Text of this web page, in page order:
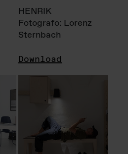
HENRIK
Fotografo: Lorenz
Sternbach
Download